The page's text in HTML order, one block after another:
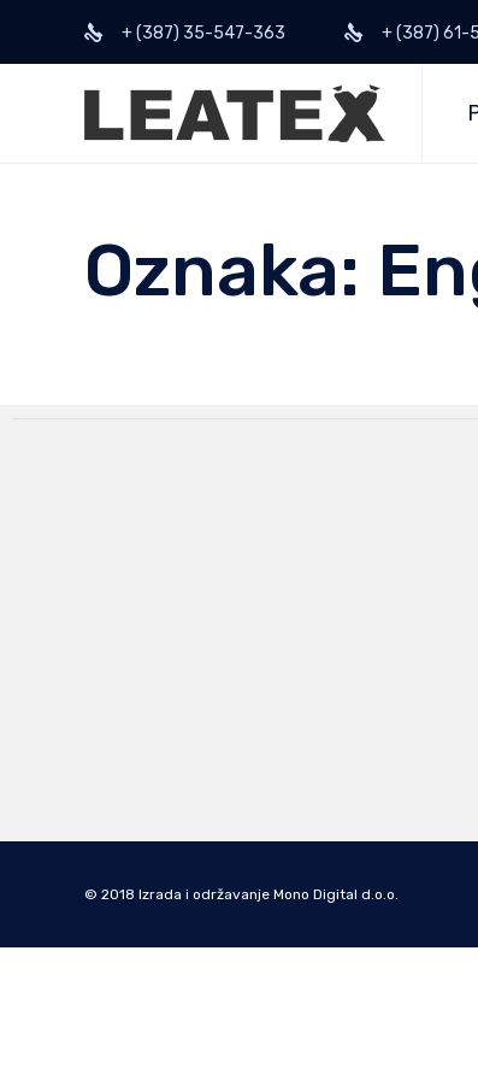
+ (387) 35-547-363 + (387) 61-
Oznaka:
© 2018 Izrada i održavanje Mono Digital d.o.o.